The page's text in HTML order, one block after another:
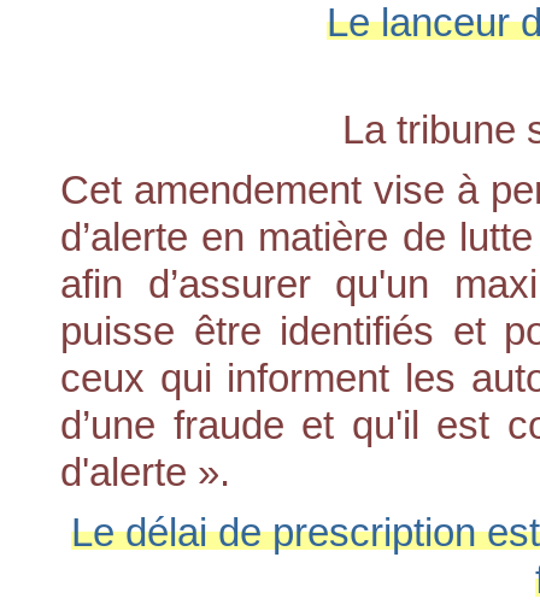
Le lanceur
La tribune
Cet amendement vise à
d’alerte en matière de
afin d’assurer qu'un
puisse être identifiés et
ceux qui informent les
d’une fraude et qu'il est
d'alerte ».
Le délai de prescription